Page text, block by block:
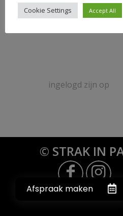
Afspraak maken
Plaats een Reactie
ingelogd zijn op
© STRAK IN
Cookie Settings Accept All